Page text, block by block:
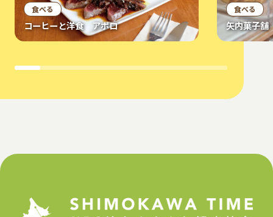
食べる
コーヒーと洋食 アポロ
食べる
矢内菓子舗